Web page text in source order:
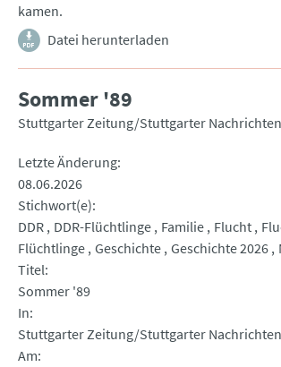
kamen.
Datei herunterladen
Sommer '89
Stuttgarter Zeitung/Stuttgarter Nachrichten
Letzte Änderung
08.06.2026
Stichwort(e)
DDR DDR-Flüchtlinge Familie Flucht
Flüchtlinge Geschichte Geschichte 2026
Titel
Sommer '89
In
Stuttgarter Zeitung/Stuttgarter Nachrichten
Am